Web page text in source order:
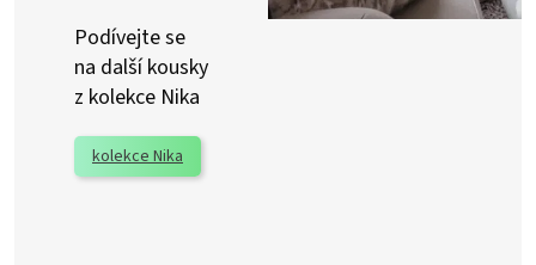
Podívejte se
na další kousky
z kolekce Nika
kolekce Nika